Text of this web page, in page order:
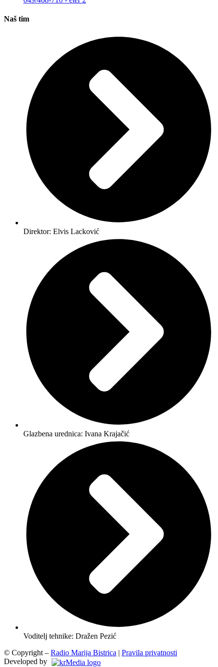
Naš tim
Direktor: Elvis Lacković
Glazbena urednica: Ivana Krajačić
Voditelj tehnike: Dražen Pezić
© Copyright – Radio Marija Bistrica | Pravila privatnosti
Developed by